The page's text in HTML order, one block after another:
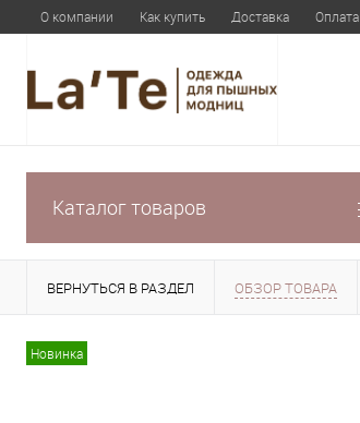
О компании Как купить Доставка Оплата
Каталог товаров
ВЕРНУТЬСЯ В РАЗДЕЛ ОБЗОР ТОВАРА
Новинка